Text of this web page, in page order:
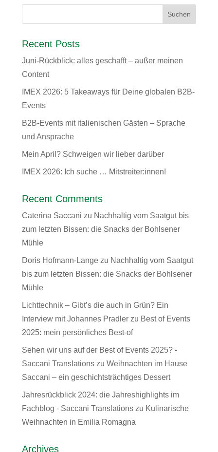
Recent Posts
Juni-Rückblick: alles geschafft – außer meinen
Content
IMEX 2026: 5 Takeaways für Deine globalen B2B-
Events
B2B-Events mit italienischen Gästen – Sprache
und Ansprache
Mein April? Schweigen wir lieber darüber
IMEX 2026: Ich suche … Mitstreiter:innen!
Recent Comments
Caterina Saccani zu Nachhaltig vom Saatgut bis
zum letzten Bissen: die Snacks der Bohlsener
Mühle
Doris Hofmann-Langezu Nachhaltig vom Saatgut
bis zum letzten Bissen: die Snacks der Bohlsener
Mühle
Lichttechnik – Gibt’s die auch in Grün? Ein
Interview mit Johannes Pradlerzu Best of Events
2025: mein persönliches Best-of
Sehen wir uns auf der Best of Events 2025? -
Saccani Translationszu Weihnachten im Hause
Saccani – ein geschichtsträchtiges Dessert
Jahresrückblick 2024: die Jahreshighlights im
Fachblog - Saccani Translationszu Kulinarische
Weihnachten in Emilia Romagna
Archives